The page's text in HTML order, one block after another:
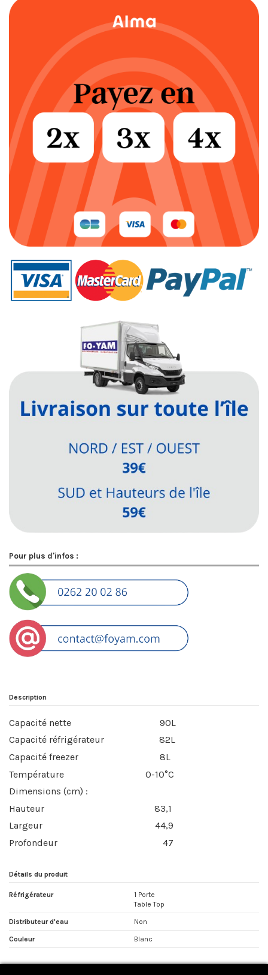
Pour plus d'infos :
Description
Capacité nette
90L
Capacité réfrigérateur
82L
Capacité freezer
8L
Température
0-10°C
Dimensions (cm) :
Hauteur
83,1
Largeur
44,9
Profondeur
47
Détails du produit
Réfrigérateur
1 Porte
Table Top
Distributeur d'eau Non
Couleur Blanc